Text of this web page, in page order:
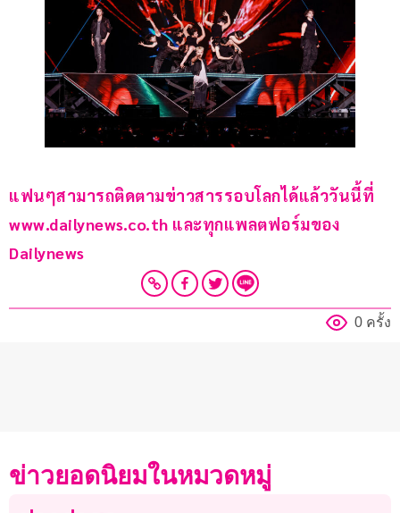
แฟนๆสามารถติดตามข่าวสารรอบโลกได้แล้ววันนี้ที่
www.dailynews.co.th และทุกแพลตฟอร์มของ
Dailynews
0 ครั้ง
ข่าวยอดนิยมในหมวดหมู่